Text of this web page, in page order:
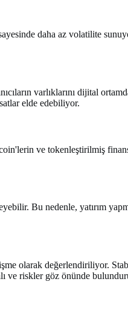
daha az volatilite
varlıklarını dijital
elde edebiliyor.
ve tokenleştirilmiş
Bu nedenle, yatırım
olarak değerlendiriliyor.
ve riskler göz önünde